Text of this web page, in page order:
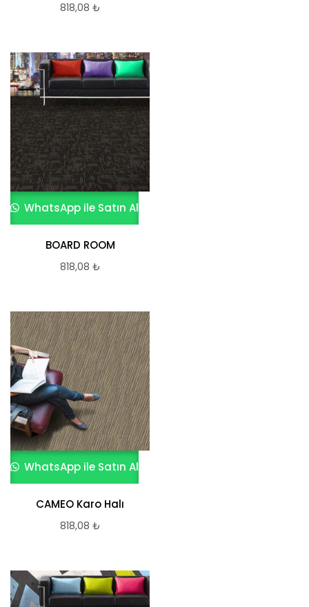
818,08 ₺
WhatsApp ile Satın Al
BOARD ROOM
818,08 ₺
WhatsApp ile Satın Al
CAMEO Karo Halı
818,08 ₺